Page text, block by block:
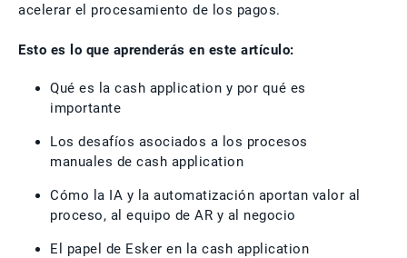
acelerar el procesamiento de los pagos.
Esto es lo que aprenderás en este artículo:
Qué es la cash application y por qué es
importante
Los desafíos asociados a los procesos
manuales de cash application
Cómo la IA y la automatización aportan valor al
proceso, al equipo de AR y al negocio
El papel de Esker en la cash application